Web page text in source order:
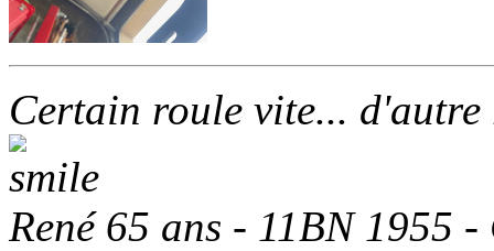
Certain roule vite...
René 65 ans - 11BN 1955